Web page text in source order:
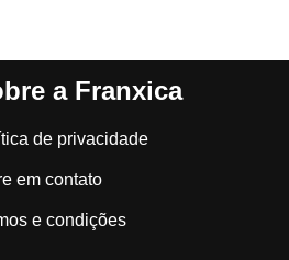
a Franxica
de privacidade
em contato
e condições